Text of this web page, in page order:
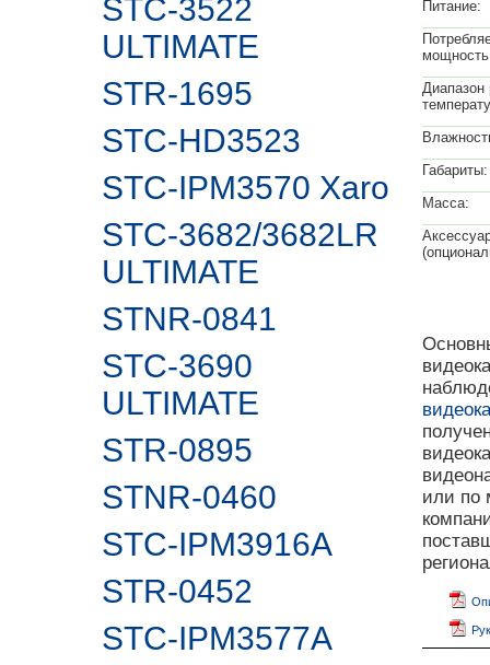
STC-3522
ULTIMATE
STR-1695
STC-HD3523
STC-IPM3570 Xaro
STC-3682/3682LR
ULTIMATE
STNR-0841
STC-3690
ULTIMATE
STR-0895
STNR-0460
STC-IPM3916A
STR-0452
STC-IPM3577A
Питание:
Диапазон
Габариты:
Масса:
или по